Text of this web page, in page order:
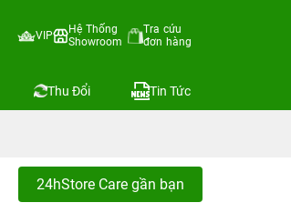
VIP
Hệ Thống
Showroom
Tra cứu
đơn hàng
Thu Đổi Tin Tức
24hStore Care gần bạn